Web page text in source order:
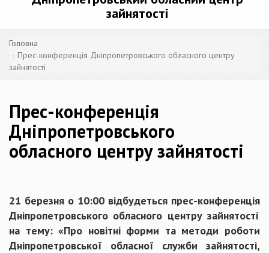
зайнятості
Головна
Прес-конференція Дніпропетровського обласного центру
зайнятості
Прес-конференція
Дніпропетровського
обласного центру зайнятості
21 березня о 10:00 відбудеться прес-конференція
Дніпропетровського обласного центру зайнятості
на тему:«Про новітні форми та методи роботи
Дніпропетровської обласної служби зайнятості,